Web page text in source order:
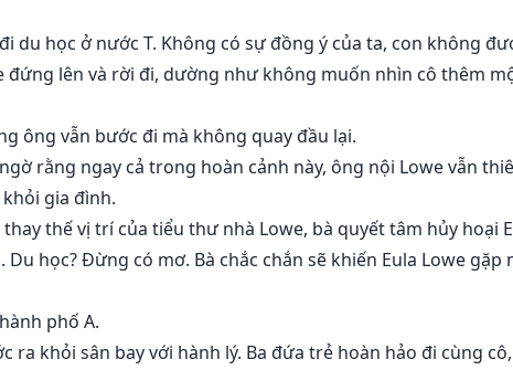
du học ở nước T. Không có sự đồng ý của ta, con không
đứng lên và rời đi, dường như không muốn nhìn cô thêm
ông vẫn bước đi mà không quay đầu lại.
rằng ngay cả trong hoàn cảnh này, ông nội Lowe vẫn
gia đình.
thế vị trí của tiểu thư nhà Lowe, bà quyết tâm hủy hoại
học? Đừng có mơ. Bà chắc chắn sẽ khiến Eula Lowe
phố A.
ra khỏi sân bay với hành lý. Ba đứa trẻ hoàn hảo đi cùng